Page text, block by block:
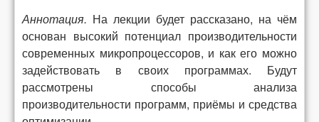
Аннотация. На лекции будет рассказано, на чём
основан высокий потенциал производительности
современных микропроцессоров, и как его можно
задействовать в своих программах. Будут
рассмотрены способы анализа
производительности программ, приёмы и средства